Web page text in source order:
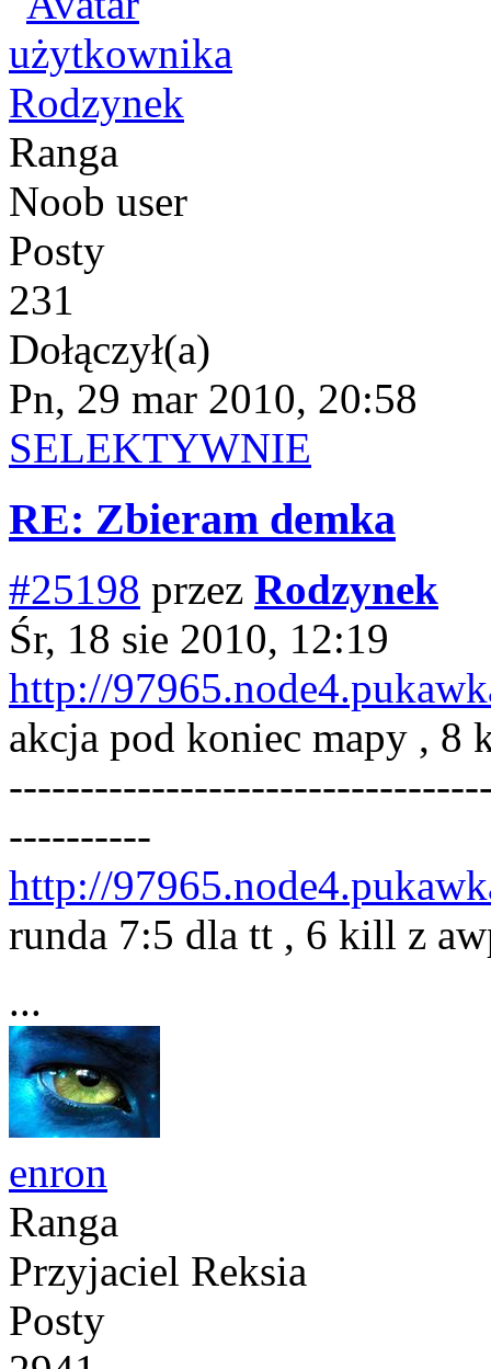
Rodzynek
Ranga
Noob user
Posty
231
Dołączył(a)
Pn, 29 mar 2010, 20:58
SELEKTYWNIE
RE: Zbieram demka
#25198 przez Rodzynek
Śr, 18 sie 2010, 12:19
http://
akcja pod koniec mapy , 8
----------
http://
runda 7:5 dla tt , 6 kill z
...
enron
Ranga
Przyjaciel Reksia
Posty